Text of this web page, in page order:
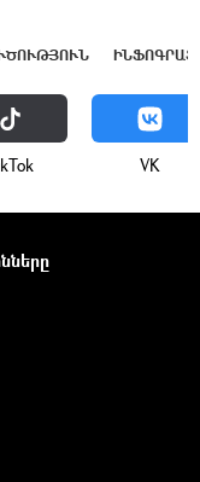
VK